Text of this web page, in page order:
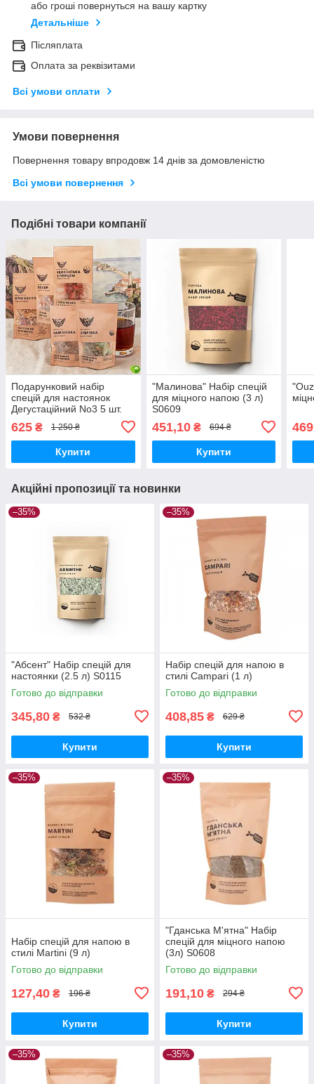
або гроші повернуться на вашу картку
Детальніше
Післяплата
Оплата за реквізитами
Всі умови оплати
Умови повернення
Повернення товару впродовж 14 днів за домовленістю
Всі умови повернення
Подібні товари компанії
Подарунковий набір
спецій для настоянок
Дегустаційний No3 5 шт.
на 15 л для ароматизації
міцних напоїв
625 ₴ 1 250 ₴
Купити
"Малинова" Набір спецій
для міцного напою (3 л)
S0609
451,10₴ 694 ₴
Купити
Акційні пропозиції та новинки
–35%
"Абсент" Набір спецій для
настоянки (2.5 л) S0115
Готово до відправки
345,80 ₴ 532 ₴
Купити
–35%
Набір спецій для напою в
стилі Campari (1 л)
Готово до відправки
408,85 ₴ 629 ₴
Купити
–35%
Набір спецій для напою в
стилі Martini (9 л)
Готово до відправки
127,40 ₴ 196 ₴
Купити
–35%
"Гданська М'ятна" Набір
спецій для міцного напою
(3л) S0608
Готово до відправки
191,10 ₴ 294 ₴
Купити
–35% –35%